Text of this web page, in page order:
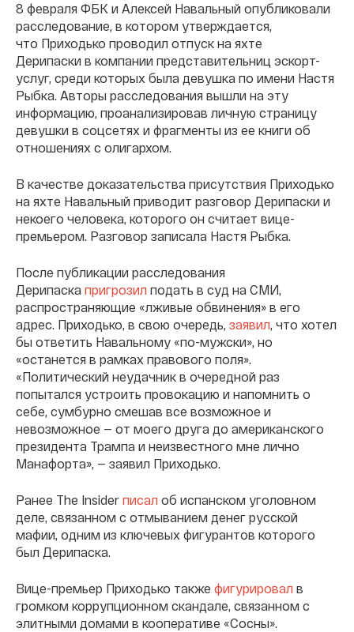
8 февраля ФБК и Алексей Навальный опубликовали
расследование, в котором утверждается,
что Приходько проводил отпуск на яхте
Дерипаски в компании представительниц эскорт-
услуг, среди которых была девушка по имени Настя
Рыбка. Авторы расследования вышли на эту
информацию, проанализировав личную страницу
девушки в соцсетях и фрагменты из ее книги об
отношениях с олигархом.
В качестве доказательства присутствия Приходько
на яхте Навальный приводит разговор Дерипаски и
некоего человека, которого он считает вице-
премьером. Разговор записала Настя Рыбка.
После публикации расследования
Дерипаска пригрозил подать в суд на СМИ,
распространяющие «лживые обвинения» в его
адрес. Приходько, в свою очередь, заявил, что хотел
бы ответить Навальному «по-мужски», но
«останется в рамках правового поля».
«Политический неудачник в очередной раз
попытался устроить провокацию и напомнить о
себе, сумбурно смешав все возможное и
невозможное — от моего друга до американского
президента Трампа и неизвестного мне лично
Манафорта», — заявил Приходько.
Ранее The Insider писал об испанском уголовном
деле, связанном с отмыванием денег русской
мафии, одним из ключевых фигурантов которого
был Дерипаска.
Вице-премьер Приходько также фигурировал в
громком коррупционном скандале, связанном с
элитными домами в кооперативе «Сосны».